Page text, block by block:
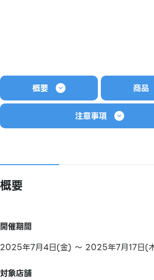
概要 商品
注意事項
概要
開催期間
2025年7月4日(金) ～ 2025年7月17日(
対象店舗